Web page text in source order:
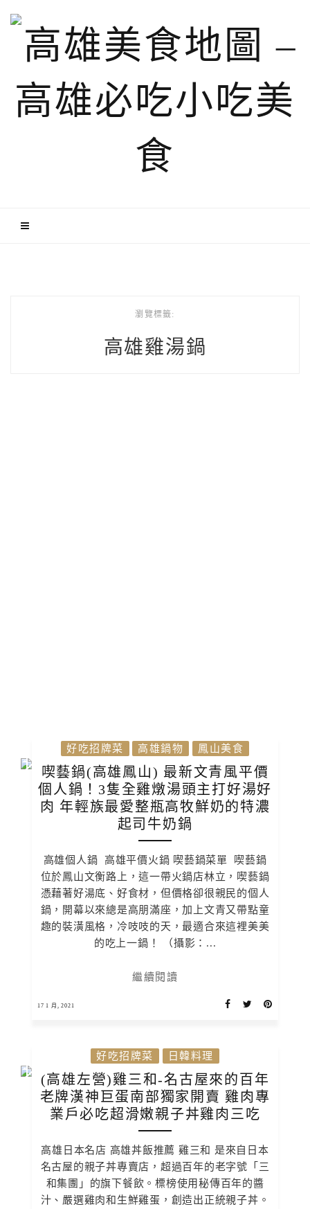
瀏覽標籤:
高雄雞湯鍋
好吃招牌菜 高雄鍋物 鳳山美食
喫藝鍋(高雄鳳山) 最新文青風平價
個人鍋！3隻全雞燉湯頭主打好湯好
肉 年輕族最愛整瓶高牧鮮奶的特濃
起司牛奶鍋
高雄個人鍋 高雄平價火鍋 喫藝鍋菜單 喫藝鍋
位於鳳山文衡路上，這一帶火鍋店林立，喫藝鍋
憑藉著好湯底、好食材，但價格卻很親民的個人
鍋，開幕以來總是高朋滿座，加上文青又帶點童
趣的裝潢風格，冷吱吱的天，最適合來這裡美美
的吃上一鍋！ （攝影：...
繼續閱讀
17 1 月, 2021
好吃招牌菜 日韓料理
(高雄左營)雞三和-名古屋來的百年
老牌漢神巨蛋南部獨家開賣 雞肉專
業戶必吃超滑嫩親子丼雞肉三吃
高雄日本名店 高雄丼飯推薦 雞三和 是來自日本
名古屋的親子丼專賣店，超過百年的老字號「三
和集團」的旗下餐飲。標榜使用秘傳百年的醬
汁、嚴選雞肉和生鮮雞蛋，創造出正統親子丼。